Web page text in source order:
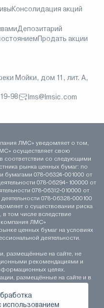
Консолидация акций
Депозитарий
Продать акции
Мойки, дом 11, лит. А,
98
lms@lmsic.com
ЛМС» уведомляет о том,
осуществляет свою
соответствии со следующими
рынка ценных бумаг: по
078-06324-001000 от
078-06294-100000 от
078-06312-010000 от
078-06328-000100
о существовании риска
в том числе вследствие
компания ЛМС»
ценных бумаг на условиях
деятельности.
размещённые на сайте, не
рекомендациями и
целях.
размещённые на сайте и в
вашему
соответствия
инвестиционным целям,
использованием